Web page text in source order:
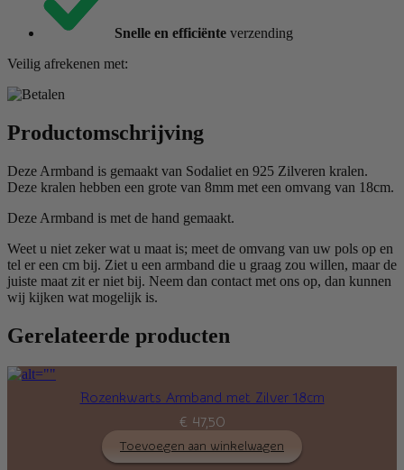
Snelle en efficiënte verzending
Veilig afrekenen met:
Productomschrijving
Deze Armband is gemaakt van Sodaliet en 925 Zilveren kralen.
Deze kralen hebben een grote van 8mm met een omvang van 18cm.
Deze Armband is met de hand gemaakt.
Weet u niet zeker wat u maat is; meet de omvang van uw pols op en
tel er een cm bij. Ziet u een armband die u graag zou willen, maar de
juiste maat zit er niet bij. Neem dan contact met ons op, dan kunnen
wij kijken wat mogelijk is.
Gerelateerde producten
Rozenkwarts Armband met Zilver 18cm
€ 47,50
Toevoegen aan winkelwagen